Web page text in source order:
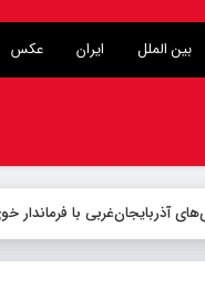
بین الملل ایران عکس